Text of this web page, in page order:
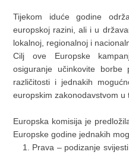
Tijekom iduće godine
europskoj razini, ali i u
lokalnoj, regionalnoj i
Cilj ove Europske
osiguranje učinkovite borbe
različitosti i jednakih
europskim zakonodavstvom u
Europska komisija je
Europske godine jednakih
Prava – podizanje